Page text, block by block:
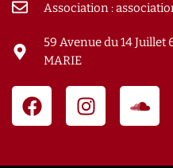
Association :
59 Avenue du 14 Juillet
MARIE